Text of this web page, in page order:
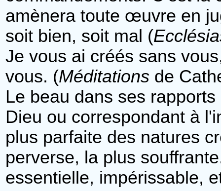
amènera toute œuvre en
soit bien, soit mal (
Je vous ai créés sans
vous. (Méditations de
Le beau dans ses
Dieu ou correspondant à
plus parfaite des natures
perverse, la plus
essentielle, impérissable,